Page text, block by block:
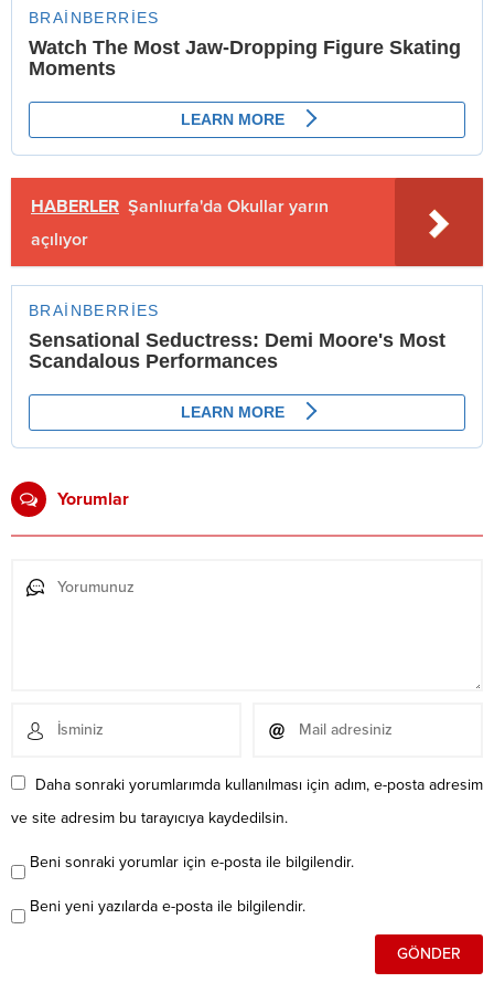
HABERLER Şanlıurfa'da Okullar yarın
açılıyor
Yorumlar
Daha sonraki yorumlarımda kullanılması için adım, e-posta adresim
ve site adresim bu tarayıcıya kaydedilsin.
Beni sonraki yorumlar için e-posta ile bilgilendir.
Beni yeni yazılarda e-posta ile bilgilendir.